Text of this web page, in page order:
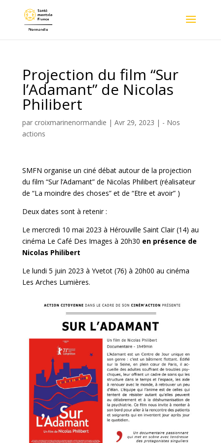
Projection du film “Sur
l’Adamant” de Nicolas
Philibert
par croixmarinenormandie | Avr 29, 2023 | - Nos
actions
SMFN organise un ciné débat autour de la projection
du film “Sur l’Adamant” de Nicolas Philibert (réalisateur
de “La moindre des choses” et de “Etre et avoir” )
Deux dates sont à retenir :
Le mercredi 10 mai 2023 à Hérouville Saint Clair (14) au
cinéma Le Café Des Images à 20h30 en présence de
Nicolas Philibert
Le lundi 5 juin 2023 à Yvetot (76) à 20h00 au cinéma
Les Arches Lumières.